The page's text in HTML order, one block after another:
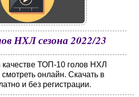
НХЛ сезона 2022/23
ТОП-10 голов НХЛ
онлайн. Скачать в
и без регистрации.